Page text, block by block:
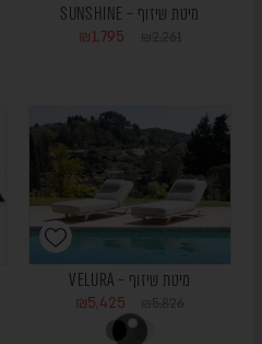
מיטת שיזוף – SUNSHINE
2,261
₪1,795
מיטת שיזוף – VELURA
5,826
₪5,425